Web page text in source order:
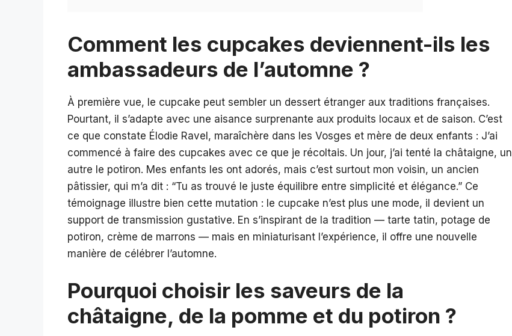
Comment les cupcakes deviennent-ils les
ambassadeurs de l’automne ?
À première vue, le cupcake peut sembler un dessert étranger aux traditions françaises.
Pourtant, il s’adapte avec une aisance surprenante aux produits locaux et de saison. C’est
ce que constate Élodie Ravel, maraîchère dans les Vosges et mère de deux enfants : J’ai
commencé à faire des cupcakes avec ce que je récoltais. Un jour, j’ai tenté la châtaigne, un
autre le potiron. Mes enfants les ont adorés, mais c’est surtout mon voisin, un ancien
pâtissier, qui m’a dit : “Tu as trouvé le juste équilibre entre simplicité et élégance.” Ce
témoignage illustre bien cette mutation : le cupcake n’est plus une mode, il devient un
support de transmission gustative. En s’inspirant de la tradition — tarte tatin, potage de
potiron, crème de marrons — mais en miniaturisant l’expérience, il offre une nouvelle
manière de célébrer l’automne.
Pourquoi choisir les saveurs de la
châtaigne, de la pomme et du potiron ?